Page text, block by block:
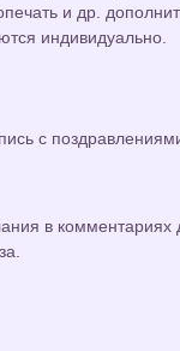
и др.
индивидуально.
с
в комментариях